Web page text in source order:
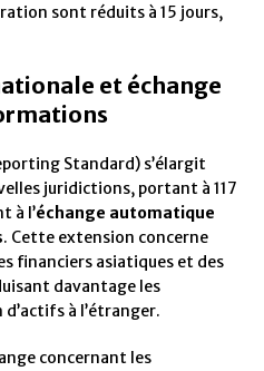
sont réduits à 15 jours,
et échange
Standard) s’élargit
juridictions, portant à 117
à l’échange automatique
. Cette extension concerne
financiers asiatiques et des
davantage les
à l’étranger.
concernant les